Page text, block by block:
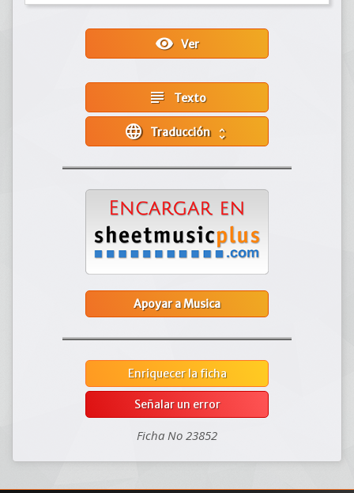
visibility Ver
subject Texto
language unfold_more
Apoyar a Musica
Enriquecer la ficha
Señalar un error
Ficha No 23852